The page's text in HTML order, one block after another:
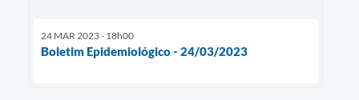
24 MAR 2023 - 18h00
Boletim Epidemiológico - 24/03/2023